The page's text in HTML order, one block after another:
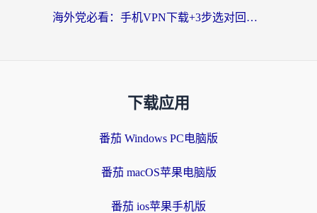
海外党必看：手机VPN下载+3步选对回国加速器，无缝刷国内资源不再愁
下载应用
番茄 Windows PC电脑版
番茄 macOS苹果电脑版
番茄 ios苹果手机版